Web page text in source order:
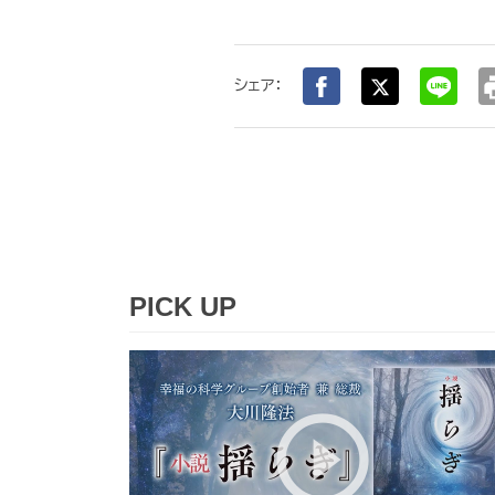
シェア：
PICK UP